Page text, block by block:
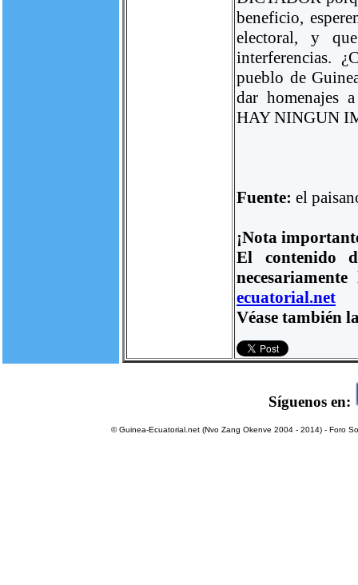
beneficio,
electoral, y
interferencias.
pueblo de
dar homenajes
HAY NINGUN
Fuente: el
¡Nota
El contenido
ecuatorial.net
Véase también
Síguenos en:
© Guinea-Ecuatorial.net (Nvo Zang Okenve 2004 - 2014) - Foro